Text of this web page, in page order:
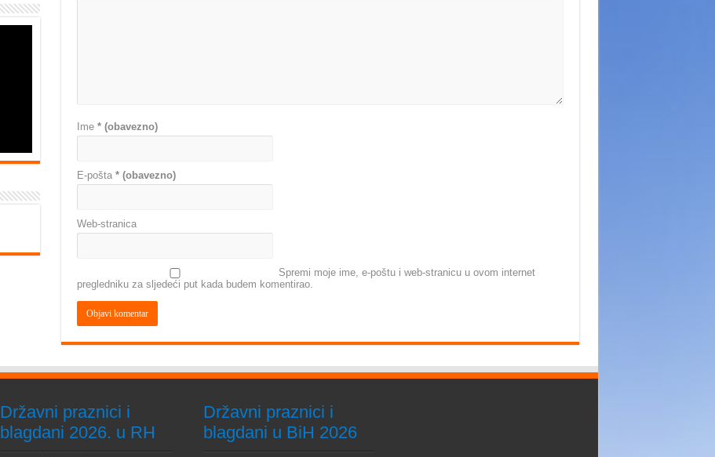
Ime * (obavezno)
E-pošta * (obavezno)
Web-stranica
Spremi moje ime, e-poštu i web-stranicu u ovom internet
pregledniku za sljedeći put kada budem komentirao.
Državni praznici i
blagdani 2026. u RH
Državni praznici i
blagdani u BiH 2026